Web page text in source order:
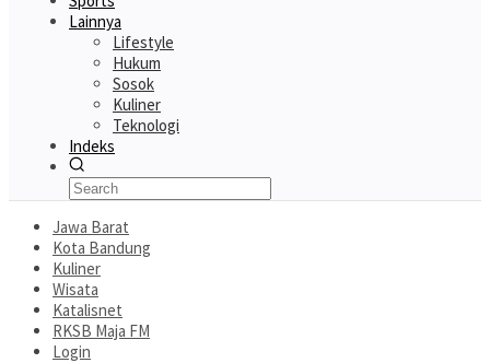
Lainnya
Lifestyle
Hukum
Sosok
Kuliner
Teknologi
Indeks
Jawa Barat
Kota Bandung
Kuliner
Wisata
Katalisnet
RKSB Maja FM
Login